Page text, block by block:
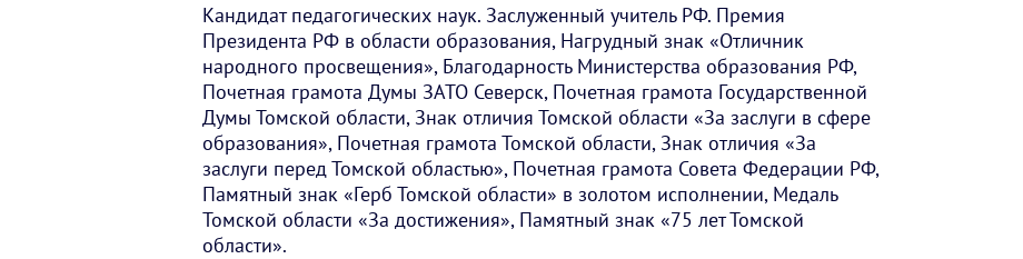
Кандидат педагогических наук. Заслуженный учитель РФ. Премия
Президента РФ в области образования, Нагрудный знак «Отличник
народного просвещения», Благодарность Министерства образования РФ,
Почетная грамота Думы ЗАТО Северск, Почетная грамота Государственной
Думы Томской области, Знак отличия Томской области «За заслуги в сфере
образования», Почетная грамота Томской области, Знак отличия «За
заслуги перед Томской областью», Почетная грамота Совета Федерации РФ,
Памятный знак «Герб Томской области» в золотом исполнении, Медаль
Томской области «За достижения», Памятный знак «75 лет Томской
области».